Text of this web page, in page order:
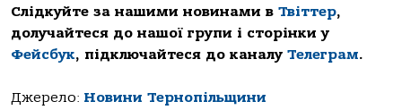
Слідкуйте за нашими новинами в Твіттер,
долучайтеся до нашої групи і сторінки у
Фейсбук, підключайтеся до каналу Телеграм.
Джерело: Новини Тернопільщини